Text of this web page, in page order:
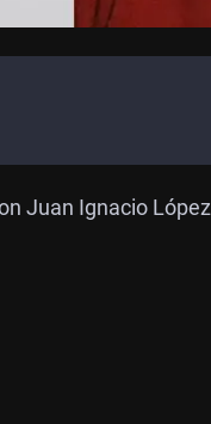
Juan Ignacio López